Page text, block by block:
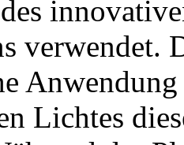
verwendet.
Lichtes